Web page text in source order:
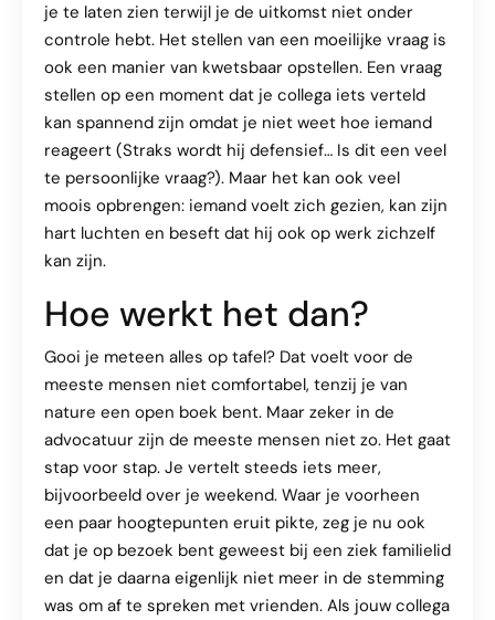
je te laten zien terwijl je de uitkomst niet onder
controle hebt. Het stellen van een moeilijke vraag is
ook een manier van kwetsbaar opstellen. Een vraag
stellen op een moment dat je collega iets verteld
kan spannend zijn omdat je niet weet hoe iemand
reageert (Straks wordt hij defensief… Is dit een veel
te persoonlijke vraag?). Maar het kan ook veel
moois opbrengen: iemand voelt zich gezien, kan zijn
hart luchten en beseft dat hij ook op werk zichzelf
kan zijn.
Hoe werkt het dan?
Gooi je meteen alles op tafel? Dat voelt voor de
meeste mensen niet comfortabel, tenzij je van
nature een open boek bent. Maar zeker in de
advocatuur zijn de meeste mensen niet zo. Het gaat
stap voor stap. Je vertelt steeds iets meer,
bijvoorbeeld over je weekend. Waar je voorheen
een paar hoogtepunten eruit pikte, zeg je nu ook
dat je op bezoek bent geweest bij een ziek familielid
en dat je daarna eigenlijk niet meer in de stemming
was om af te spreken met vrienden. Als jouw collega